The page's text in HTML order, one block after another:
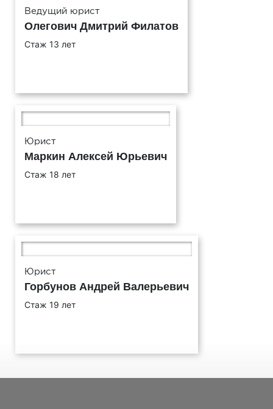
Ведущий юрист
Олегович Дмитрий Филатов
Стаж 13 лет
Юрист
Маркин Алексей Юрьевич
Стаж 18 лет
Юрист
Горбунов Андрей Валерьевич
Стаж 19 лет